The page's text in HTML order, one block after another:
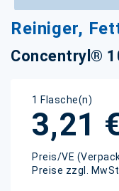
Reiniger,
Concentryl®
1 Flasche(n)
3,21
Preis/VE
Preise zzgl.
Anfang
der
Bildgalerie